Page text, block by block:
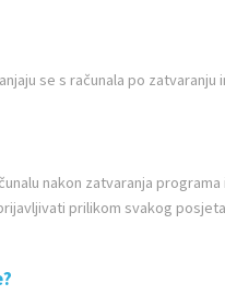
osim gore navedenim.
od strane trećih osoba,
da pročitate
o vašim osobnim
ili brisanje bilo
se s računala po
nakon zatvaranja
prilikom svakog